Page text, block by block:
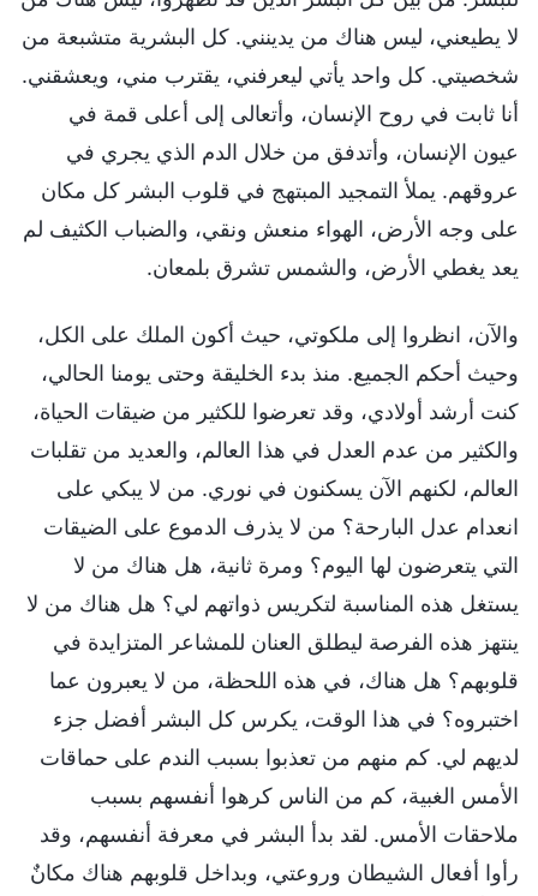
لا يطيعني، ليس هناك من يدينني. كل البشرية متشبعة من
شخصيتي. كل واحد يأتي ليعرفني، يقترب مني، ويعشقني.
أنا ثابت في روح الإنسان، وأتعالى إلى أعلى قمة في
عيون الإنسان، وأتدفق من خلال الدم الذي يجري في
عروقهم. يملأ التمجيد المبتهج في قلوب البشر كل مكان
على وجه الأرض، الهواء منعش ونقي، والضباب الكثيف لم
يعد يغطي الأرض، والشمس تشرق بلمعان.
والآن، انظروا إلى ملكوتي، حيث أكون الملك على الكل،
وحيث أحكم الجميع. منذ بدء الخليقة وحتى يومنا الحالي،
كنت أرشد أولادي، وقد تعرضوا للكثير من ضيقات الحياة،
والكثير من عدم العدل في هذا العالم، والعديد من تقلبات
العالم، لكنهم الآن يسكنون في نوري. من لا يبكي على
انعدام عدل البارحة؟ من لا يذرف الدموع على الضيقات
التي يتعرضون لها اليوم؟ ومرة ثانية، هل هناك من لا
يستغل هذه المناسبة لتكريس ذواتهم لي؟ هل هناك من لا
ينتهز هذه الفرصة ليطلق العنان للمشاعر المتزايدة في
قلوبهم؟ هل هناك، في هذه اللحظة، من لا يعبرون عما
اختبروه؟ في هذا الوقت، يكرس كل البشر أفضل جزء
لديهم لي. كم منهم من تعذبوا بسبب الندم على حماقات
الأمس الغبية، كم من الناس كرهوا أنفسهم بسبب
ملاحقات الأمس. لقد بدأ البشر في معرفة أنفسهم، وقد
رأوا أفعال الشيطان وروعتي، وبداخل قلوبهم هناك مكانٌ